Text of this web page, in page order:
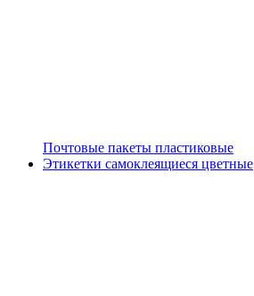
Почтовые пакеты пластиковые
Этикетки самоклеящиеся цветные